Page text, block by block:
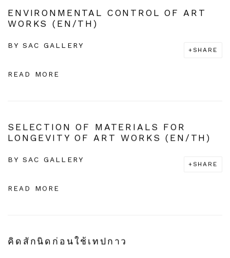
ENVIRONMENTAL CONTROL OF ART
WORKS (EN/TH)
BY SAC GALLERY
SHARE
READ MORE
SELECTION OF MATERIALS FOR
LONGEVITY OF ART WORKS (EN/TH)
BY SAC GALLERY
SHARE
READ MORE
คิดสักนิดก่อนใช้เทปกาว